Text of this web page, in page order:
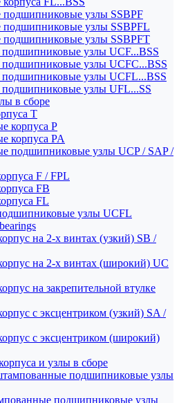
узлы SSBPF
узлы SSBPFL
узлы SSBPFT
узлы UCF...BSS
узлы UCFC...BSS
узлы UCFL...BSS
узлы UFL...SS
в сборе
T
корпуса P
корпуса PA
подшипниковые узлы UCP / SAP /
F / FPL
FB
FL
узлы UCFL
на 2-х винтах (узкий) SB /
на 2-х винтах (широкий) UC
на закрепительной втулке
с эксцентриком (узкий) SA /
с эксцентриком (широкий)
и узлы в сборе
подшипниковые узлы
подшипниковые узлы